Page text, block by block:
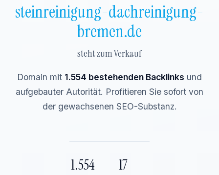
steinreinigung-dachreinigung-
bremen.de
steht zum Verkauf
Domain mit 1.554 bestehenden Backlinks und
aufgebauter Autorität. Profitieren Sie sofort von
der gewachsenen SEO-Substanz.
1.554 17